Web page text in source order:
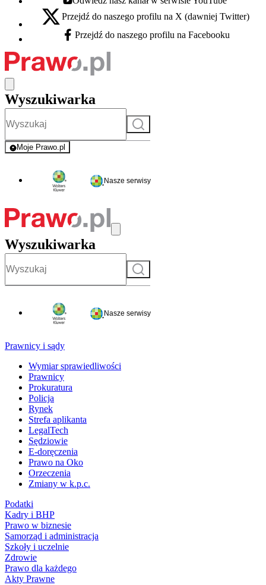
Youtube - otwiera się w nowej karcie
X - otwiera się w nowej karcie
Przejdź do naszego profilu na X (dawniej Twitter)
Facebook - otwiera się w nowej karcie
Przejdź do naszego profilu na Facebooku
Wyszukiwarka
Szukaj
Moje Prawo.pl
- rejestracja i logowanie do serwisu
Nasze serwisy
Wyszukiwarka
Szukaj
Nasze serwisy
Prawnicy i sądy
Wymiar sprawiedliwości
Prawnicy
Prokuratura
Policja
Rynek
Strefa aplikanta
LegalTech
Sędziowie
E-doręczenia
Prawo na Oko
Orzeczenia
Zmiany w k.p.c.
Podatki
Kadry i BHP
Prawo w biznesie
Samorząd i administracja
Szkoły i uczelnie
Zdrowie
Prawo dla każdego
Akty Prawne